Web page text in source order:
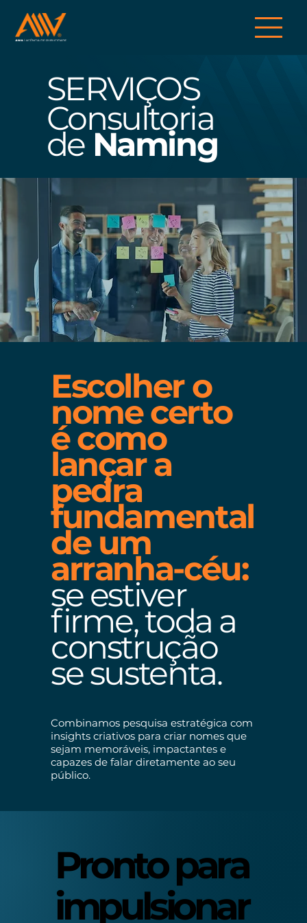
SERVIÇOS
Consultoria
deNaming
Escolher o
nome certo
é como
lançar a
pedra
fundamental
de um
arranha-céu:
se estiver
firme, toda a
construção
se sustenta.
Combinamos pesquisa estratégica com
insights criativos para criar nomes que
sejam memoráveis, impactantes e
capazes de falar diretamente ao seu
público.
Pronto para
impulsionar
Pronto para
impulsionar